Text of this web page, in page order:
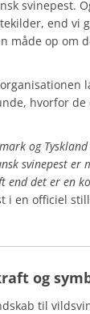
svinepest.
end vi
måde op om
hvorfor de
og
svinepest er
end det er en
i en officiel
og
til